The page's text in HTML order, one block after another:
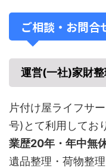
ご相談・お問合
運営(一社)家財
片付け屋ライフサ
号)とて利用してお
業歴20年・年中無
遺品整理・荷物整